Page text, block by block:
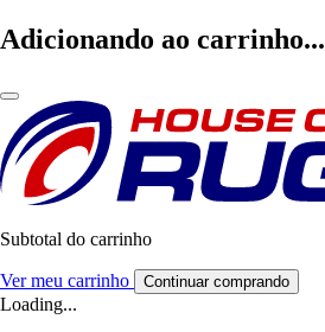
Adicionando ao carrinho...
Subtotal do carrinho
Ver meu carrinho Continuar comprando
Loading...